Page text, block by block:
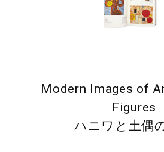
Modern Images of
Figures
ハニワと土偶